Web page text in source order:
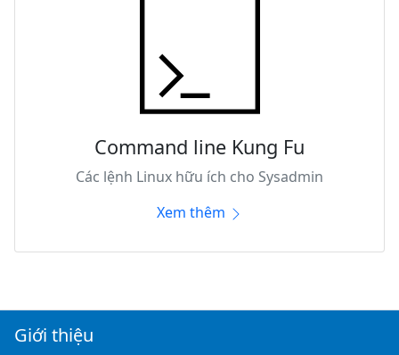
Command line Kung Fu
Các lệnh Linux hữu ích cho Sysadmin
Xem thêm
Giới thiệu